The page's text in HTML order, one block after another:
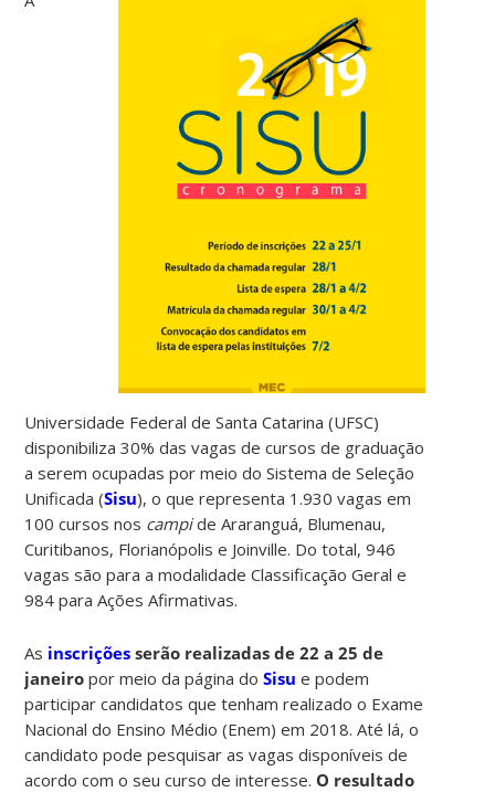
Universidade Federal de Santa Catarina (UFSC)
disponibiliza 30% das vagas de cursos de graduação
a serem ocupadas por meio do Sistema de Seleção
Unificada (Sisu), o que representa 1.930 vagas em
100 cursos nos campide Araranguá, Blumenau,
Curitibanos, Florianópolis e Joinville. Do total, 946
vagas são para a modalidade Classificação Geral e
984 para Ações Afirmativas.
As inscriçõesserão realizadas de 22 a 25 de
janeiro por meio da página doSisue podem
participar candidatos que tenham realizado o Exame
Nacional do Ensino Médio (Enem) em 2018. Até lá, o
candidato pode pesquisar as vagas disponíveis de
acordo com o seu curso de interesse. O resultado